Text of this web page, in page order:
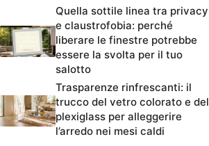
Quella sottile linea tra privacy
e claustrofobia: perché
liberare le finestre potrebbe
essere la svolta per il tuo
salotto
Trasparenze rinfrescanti: il
trucco del vetro colorato e del
plexiglass per alleggerire
l’arredo nei mesi caldi